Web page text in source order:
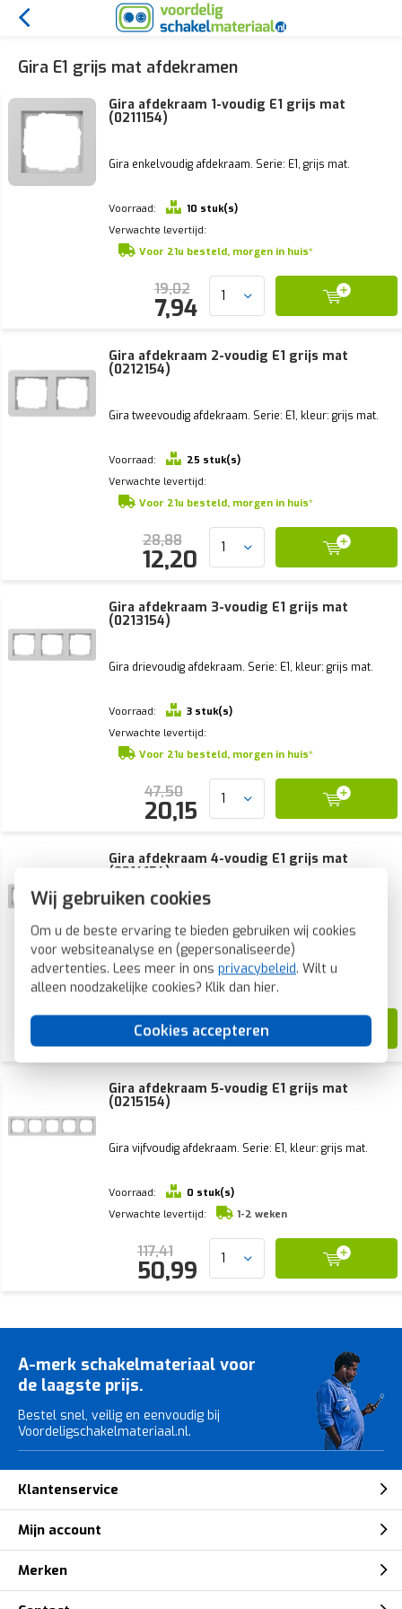
Wij gebruiken cookies
Om u de beste ervaring te bieden gebruiken wij cookies
voor websiteanalyse en (gepersonaliseerde)
advertenties. Lees meer in ons privacybeleid. Wilt u
alleen noodzakelijke cookies? Klik dan hier.
Cookies accepteren
Gira E1 grijs mat afdekramen
Gira afdekraam 1-voudig E1 grijs mat
(0211154)
Gira enkelvoudig afdekraam. Serie: E1, grijs mat.
Voorraad:
10 stuk(s)
Verwachte levertijd:
Voor 21u besteld, morgen in huis*
19,02
7,94
Gira afdekraam 2-voudig E1 grijs mat
(0212154)
Gira tweevoudig afdekraam. Serie: E1, kleur: grijs mat.
Voorraad:
25 stuk(s)
Verwachte levertijd:
Voor 21u besteld, morgen in huis*
28,88
12,20
Gira afdekraam 3-voudig E1 grijs mat
(0213154)
Gira drievoudig afdekraam. Serie: E1, kleur: grijs mat.
Voorraad:
3 stuk(s)
Verwachte levertijd:
Voor 21u besteld, morgen in huis*
47,50
20,15
Gira afdekraam 4-voudig E1 grijs mat
(0214154)
Voorraad:
0 stuk(s)
Verwachte levertijd:
1-2 weken
77,16
32,99
Gira afdekraam 5-voudig E1 grijs mat
(0215154)
Gira vijfvoudig afdekraam. Serie: E1, kleur: grijs mat.
Voorraad:
0 stuk(s)
Verwachte levertijd:
1-2 weken
117,41
50,99
A-merk schakelmateriaal voor
de laagste prijs.
Bestel snel, veilig en eenvoudig bij
Voordeligschakelmateriaal.nl.
Klantenservice
Mijn account
Merken